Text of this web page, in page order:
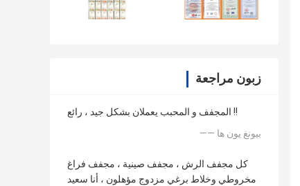
زبون مراجعة
المجفف و المحبب يعملان بشكل جيد ، رائع !!
—— بيونغ يون ها
كل مجفف الرش ، مجفف صينية ، مجفف فراغ
مخروطي وخلاط برغي مزدوج مؤهلون ، أنا سعيد